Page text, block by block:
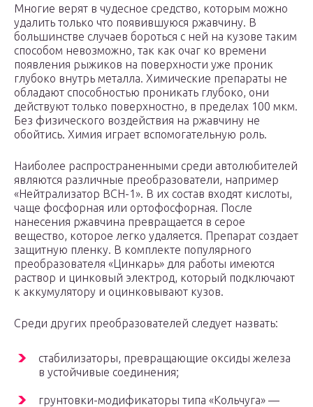
Многие верят в чудесное средство, которым можно
удалить только что появившуюся ржавчину. В
большинстве случаев бороться с ней на кузове таким
способом невозможно, так как очаг ко времени
появления рыжиков на поверхности уже проник
глубоко внутрь металла. Химические препараты не
обладают способностью проникать глубоко, они
действуют только поверхностно, в пределах 100 мкм.
Без физического воздействия на ржавчину не
обойтись. Химия играет вспомогательную роль.
Наиболее распространенными среди автолюбителей
являются различные преобразователи, например
«Нейтрализатор ВСН-1». В их состав входят кислоты,
чаще фосфорная или ортофосфорная. После
нанесения ржавчина превращается в серое
вещество, которое легко удаляется. Препарат создает
защитную пленку. В комплекте популярного
преобразователя «Цинкарь» для работы имеются
раствор и цинковый электрод, который подключают
к аккумулятору и оцинковывают кузов.
Среди других преобразователей следует назвать:
стабилизаторы, превращающие оксиды железа
в устойчивые соединения;
грунтовки-модификаторы типа «Кольчуга» —